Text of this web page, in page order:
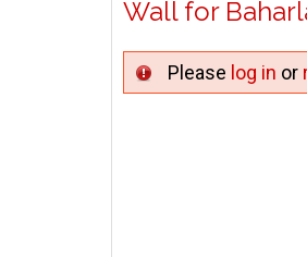
Wall for
Please log in or